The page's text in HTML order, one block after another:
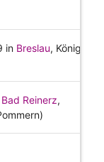
in Breslau, Königreich
Bad Reinerz,